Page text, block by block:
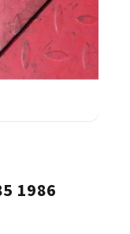
1986